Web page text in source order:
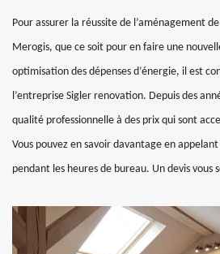
Pour assurer la réussite de l’aménagement
Merogis, que ce soit pour en faire une
optimisation des dépenses d’énergie, il est
l’entreprise Sigler renovation. Depuis des
qualité professionnelle à des prix qui sont
Vous pouvez en savoir davantage en
pendant les heures de bureau. Un devis vous